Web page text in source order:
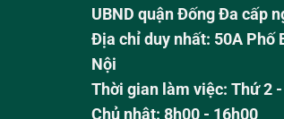
UBND quận Đống Đa cấp
Địa chỉ duy nhất: 50A Phố
Nội
Thời gian làm việc: Thứ 2
Chủ nhật: 8h00 - 16h00